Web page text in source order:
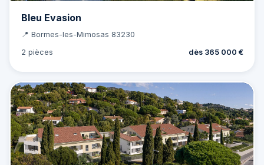
Bleu Evasion
📍 Bormes-les-Mimosas 83230
2 pièces
dès 365 000 €